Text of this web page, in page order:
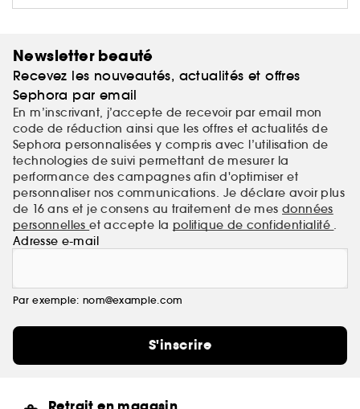
Newsletter beauté
Recevez les nouveautés, actualités et offres
Sephora par email
En m’inscrivant, j’accepte de recevoir par email mon
code de réduction ainsi que les offres et actualités de
Sephora personnalisées y compris avec l’utilisation de
technologies de suivi permettant de mesurer la
performance des campagnes afin d'optimiser et
personnaliser nos communications. Je déclare avoir plus
de 16 ans et je consens au traitement de mes données
personnelleset accepte la politique de confidentialité .
Adresse e-mail
Par exemple: nom@example.com
S'inscrire